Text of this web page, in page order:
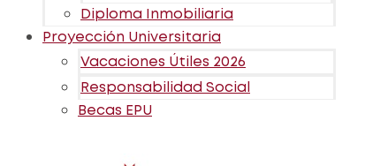
Diploma Inmobiliaria
Proyección Universitaria
Vacaciones Útiles 2026
Responsabilidad Social
Becas EPU